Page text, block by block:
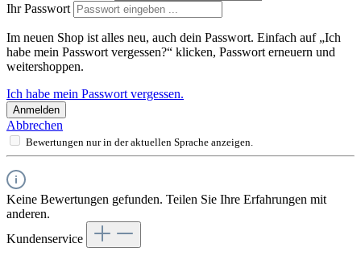
Ihr Passwort
Im neuen Shop ist alles neu, auch dein Passwort. Einfach auf „Ich
habe mein Passwort vergessen?“ klicken, Passwort erneuern und
weitershoppen.
Ich habe mein Passwort vergessen.
Anmelden
Abbrechen
Bewertungen nur in der aktuellen Sprache anzeigen.
Keine Bewertungen gefunden. Teilen Sie Ihre Erfahrungen mit
anderen.
Kundenservice